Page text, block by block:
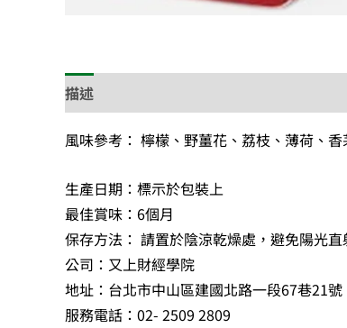
描述
風味參考： 檸檬、野薑花、荔枝、薄荷、
生產日期：標示於包裝上
最佳賞味：6個月
保存方法： 請置於陰涼乾燥處，避免陽光直
公司：又上財經學院
地址：台北市中山區建國北路一段67巷21號
服務電話：02- 2509 2809